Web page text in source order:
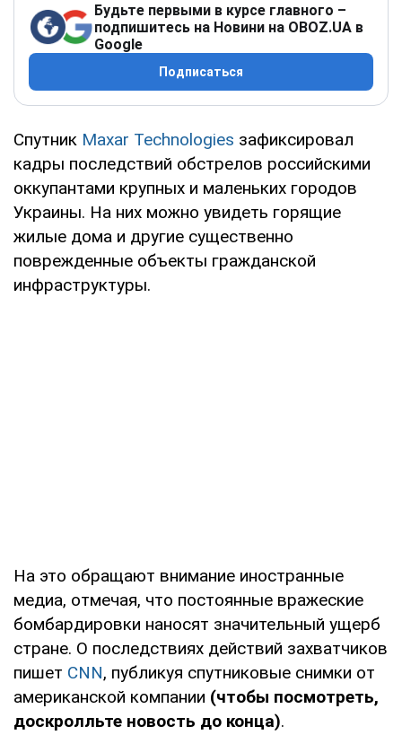
Будьте первыми в курсе главного –
подпишитесь на Новини на OBOZ.UA в
Google
Подписаться
Спутник Maxar Technologies зафиксировал
кадры последствий обстрелов российскими
оккупантами крупных и маленьких городов
Украины. На них можно увидеть горящие
жилые дома и другие существенно
поврежденные объекты гражданской
инфраструктуры.
На это обращают внимание иностранные
медиа, отмечая, что постоянные вражеские
бомбардировки наносят значительный ущерб
стране. О последствиях действий захватчиков
пишет CNN, публикуя спутниковые снимки от
американской компании (чтобы посмотреть,
доскролльте новость до конца).